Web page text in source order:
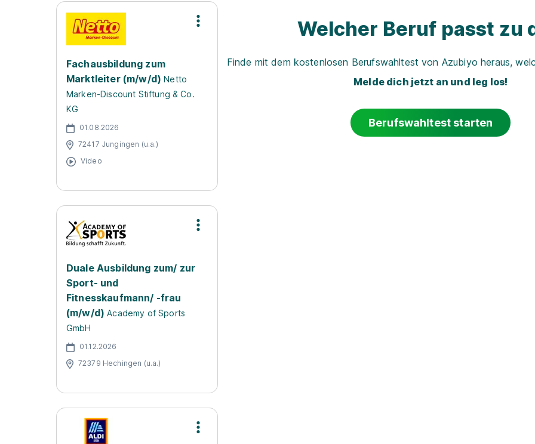
Fachausbildung zum
Marktleiter (m/w/d) Netto
Marken-Discount Stiftung & Co.
KG
01.08.2026
72417 Jungingen (u.a.)
Video
Duale Ausbildung zum/ zur
Sport- und
Fitnesskaufmann/ -frau
(m/w/d) Academy of Sports
GmbH
01.12.2026
72379 Hechingen (u.a.)
Welcher Beruf passt zu
Finde mit dem kostenlosen Berufswahltest von Azubiyo heraus,
Melde dich jetzt an und leg los!
Berufswahltest starten